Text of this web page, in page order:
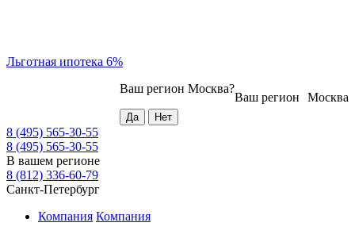
Льготная ипотека 6%
Москва
Ваш регион
Ваш регион Москва?
8 (495) 565-30-55
8 (495) 565-30-55
В вашем регионе
8 (812) 336-60-79
Санкт-Петербург
Компания Компания